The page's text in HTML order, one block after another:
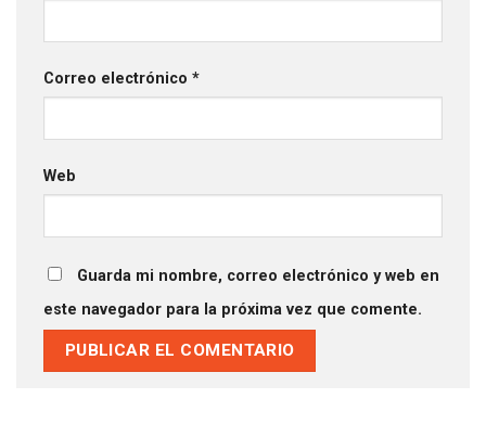
Correo electrónico *
Web
Guarda mi nombre, correo electrónico y web en
este navegador para la próxima vez que comente.